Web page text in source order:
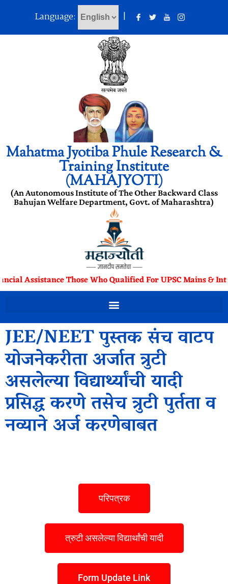
Language: |
Mahatma Jyotiba Phule Research &
Training Institute
(MAHAJYOTI)
(An Autonomous Institute of The Other Backward Class
Bahujan Welfare Department, Govt. of Maharashtra)
Assistance Those Who Qualified For UPSC Mains &
JEE/NEET पुस्तक संच वाटप
योजनेकरीता अर्जात त्रुटी
असलेल्या विद्यार्थ्यांची यादी
प्रसिद्ध करणे तसेच त्रुटी पुर्तता व
नव्याने अर्ज करणेबाबत
परिपत्रक
त्रुटी असलेल्या विद्यार्थांची यादी
Form Update Link